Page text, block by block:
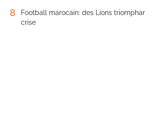
8
Football marocain: des Lions
crise